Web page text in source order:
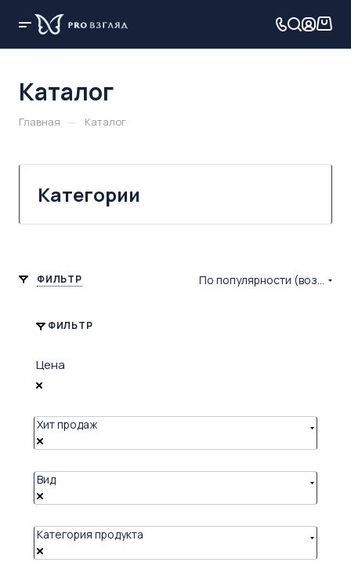
Каталог
Главная — Каталог
Категории
ФИЛЬТР По популярности (возрастание)
ФИЛЬТР
Цена
Хит продаж
Вид
Категория продукта